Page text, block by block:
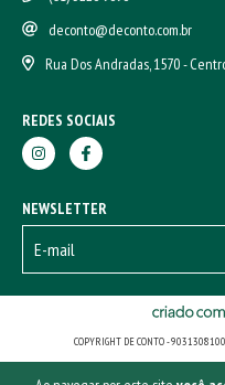
deconto@deconto.com.br
Rua Dos Andradas, 1570 -
REDES SOCIAIS
NEWSLETTER
COPYRIGHT DE CONTO -